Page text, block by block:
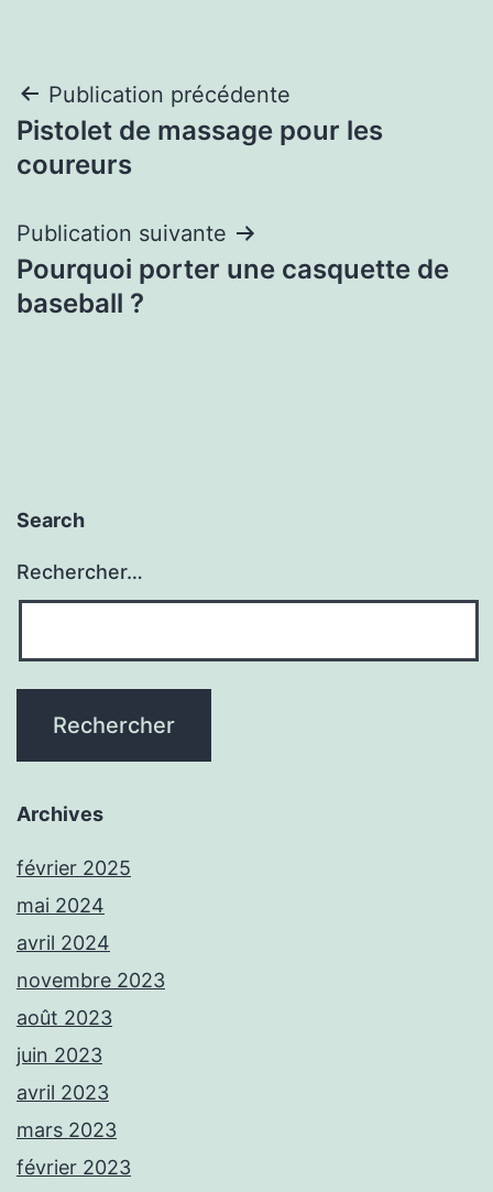
Navigation
de
Publication précédente
Pistolet de massage pour les
coureurs
Publication suivante
Pourquoi porter une casquette de
baseball ?
Search
Rechercher…
Archives
février 2025
mai 2024
avril 2024
novembre 2023
août 2023
juin 2023
avril 2023
mars 2023
février 2023